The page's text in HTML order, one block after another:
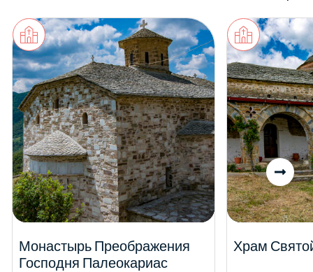
Монастырь Преображения
Господня Палеокариас
Храм